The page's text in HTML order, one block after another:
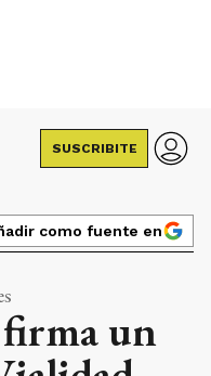
SUSCRIBITE
como fuente en
un